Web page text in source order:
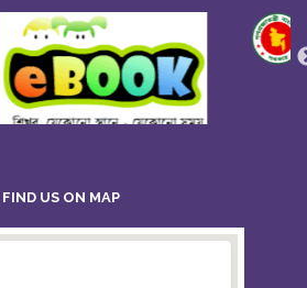
FIND US ON MAP